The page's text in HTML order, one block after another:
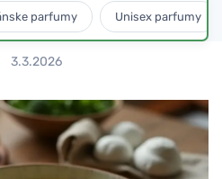
parfumy Unisex parfumy
3.3.2026